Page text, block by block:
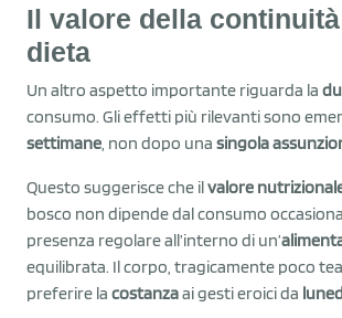
Il valore della
dieta
Un altro aspetto importante riguarda la
consumo. Gli effetti più rilevanti sono
settimane , non dopo una singola
Questo suggerisce che ilvalore
bosco non dipende dal consumo
presenza regolare all’interno di un’
equilibrata. Il corpo, tragicamente poco
preferire la costanzaai gesti eroici da